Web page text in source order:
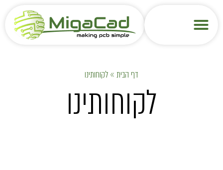
דף הבית»לקוחותינו
לקוחותינו